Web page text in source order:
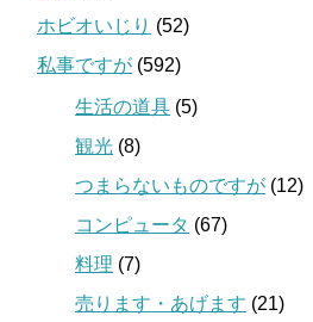
ホビオいじり (52)
私事ですが (592)
生活の道具 (5)
観光 (8)
つまらないものですが (12)
コンピュータ (67)
料理 (7)
売ります・あげます (21)